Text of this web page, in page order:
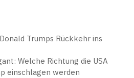
Trumps Rückkehr ins
Welche Richtung die USA
einschlagen werden